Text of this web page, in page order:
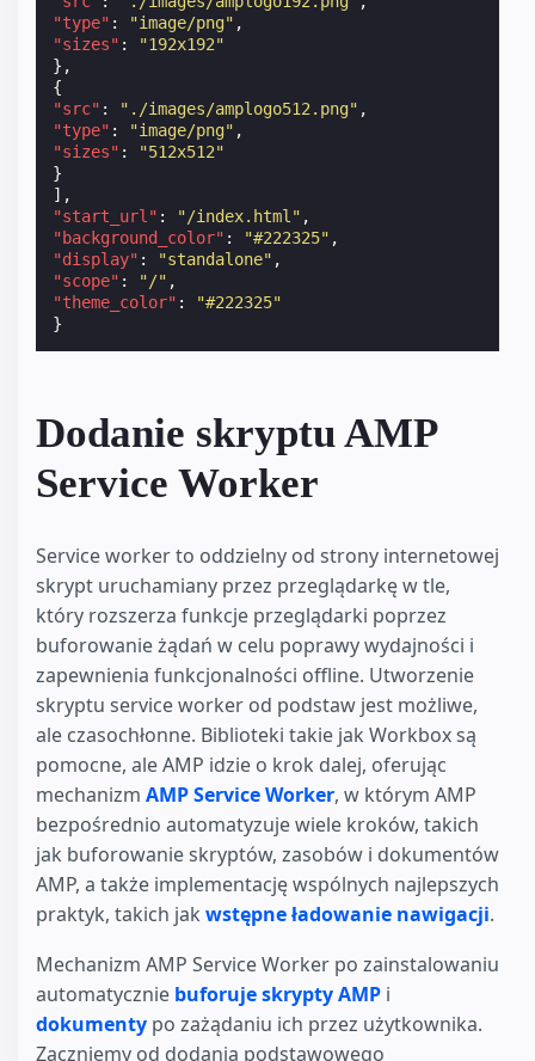
"type" : "image/png" ,
"sizes" :
"192x192"
},
{
"src" : "./images/amplogo512.png" ,
"type" : "image/png" ,
"sizes" :
"512x512"
}
],
"start_url" : "/index.html" ,
"background_color" : "#222325" ,
"display" : "standalone" ,
"scope" : "/" ,
"theme_color" :
"#222325"
}
Dodanie skryptu AMP
Service Worker
Service worker to oddzielny od strony internetowej
skrypt uruchamiany przez przeglądarkę w tle,
który rozszerza funkcje przeglądarki poprzez
buforowanie żądań w celu poprawy wydajności i
zapewnienia funkcjonalności offline. Utworzenie
skryptu service worker od podstaw jest możliwe,
ale czasochłonne. Biblioteki takie jak Workbox są
pomocne, ale AMP idzie o krok dalej, oferując
mechanizm AMP Service Worker, w którym AMP
bezpośrednio automatyzuje wiele kroków, takich
jak buforowanie skryptów, zasobów i dokumentów
AMP, a także implementację wspólnych najlepszych
praktyk, takich jak wstępne ładowanie nawigacji.
Mechanizm AMP Service Worker po zainstalowaniu
automatycznie buforuje skrypty AMP i
dokumenty po zażądaniu ich przez użytkownika.
Zaczniemy od dodania podstawowego